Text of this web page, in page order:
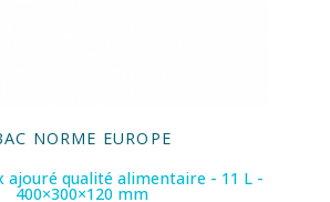
NORME EUROPE
ajouré qualité alimentaire - 11 L -
400×300×120 mm